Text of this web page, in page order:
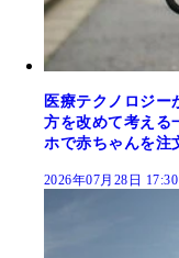
医療テクノロジー
方を改めて考える
ホで赤ちゃんを注
2026年07月28日 17:30